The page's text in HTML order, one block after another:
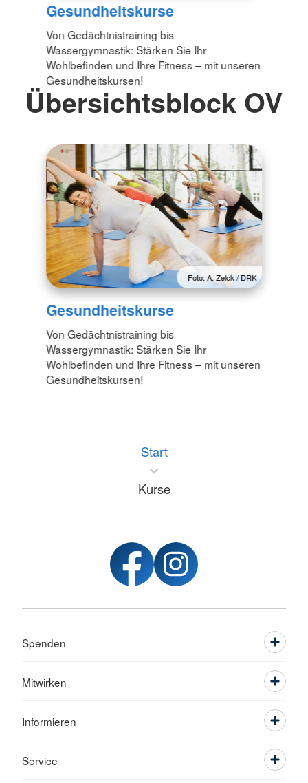
Gesundheitskurse
Von Gedächtnistraining bis
Wassergymnastik: Stärken Sie Ihr
Wohlbefinden und Ihre Fitness – mit unseren
Gesundheitskursen!
Übersichtsblock OV
Foto: A. Zelck / DRK
Gesundheitskurse
Von Gedächtnistraining bis
Wassergymnastik: Stärken Sie Ihr
Wohlbefinden und Ihre Fitness – mit unseren
Gesundheitskursen!
Start
Kurse
Spenden
Mitwirken
Informieren
Service